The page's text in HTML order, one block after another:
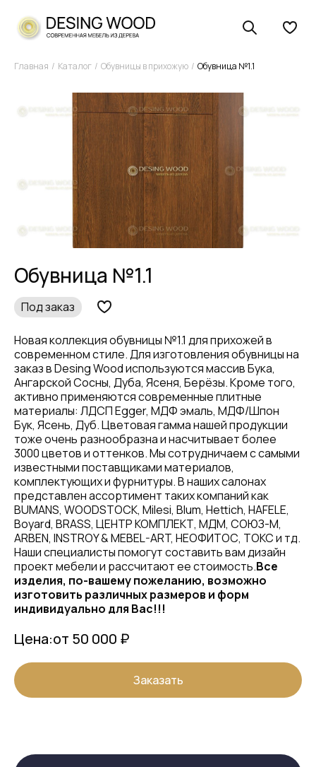
Главная Каталог Обувницы в прихожую Обувница №1.1
Обувница №1.1
Под заказ
Новая коллекция обувницы №1.1 для прихожей в
современном стиле. Для изготовления обувницы на
заказ в Desing Wood используются массив Бука,
Ангарской Сосны, Дуба, Ясеня, Берёзы. Кроме того,
активно применяются современные плитные
материалы: ЛДСП Egger, МДФ эмаль, МДФ/Шпон
Бук, Ясень, Дуб. Цветовая гамма нашей продукции
тоже очень разнообразна и насчитывает более
3000 цветов и оттенков. Мы сотрудничаем с самыми
известными поставщиками материалов,
комплектующих и фурнитуры. В наших салонах
представлен ассортимент таких компаний как
BUMANS, WOODSTOCK, Milesi, Blum, Hettich, HAFELE,
Boyard, BRASS, ЦЕНТР КОМПЛЕКТ, МДМ, СОЮЗ-М,
ARBEN, INSTROY & MEBEL-ART, НЕОФИТОС, ТОКС и тд.
Наши специалисты помогут составить вам дизайн
проект мебели и рассчитают ее стоимость.Все
изделия, по-вашему пожеланию, возможно
изготовить различных размеров и форм
индивидуально для Вас!!!
Цена:от 50 000 ₽
Заказать